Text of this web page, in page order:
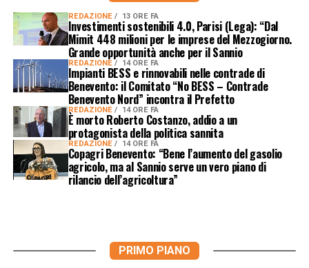
REDAZIONE 13 ORE FA
Investimenti sostenibili 4.0, Parisi (Lega): “Dal
Mimit 448 milioni per le imprese del Mezzogiorno.
Grande opportunità anche per il Sannio
REDAZIONE 14 ORE FA
Impianti BESS e rinnovabili nelle contrade di
Benevento: il Comitato “No BESS – Contrade
Benevento Nord” incontra il Prefetto
REDAZIONE 14 ORE FA
È morto Roberto Costanzo, addio a un
protagonista della politica sannita
REDAZIONE 14 ORE FA
Copagri Benevento: “Bene l’aumento del gasolio
agricolo, ma al Sannio serve un vero piano di
rilancio dell’agricoltura”
PRIMO PIANO